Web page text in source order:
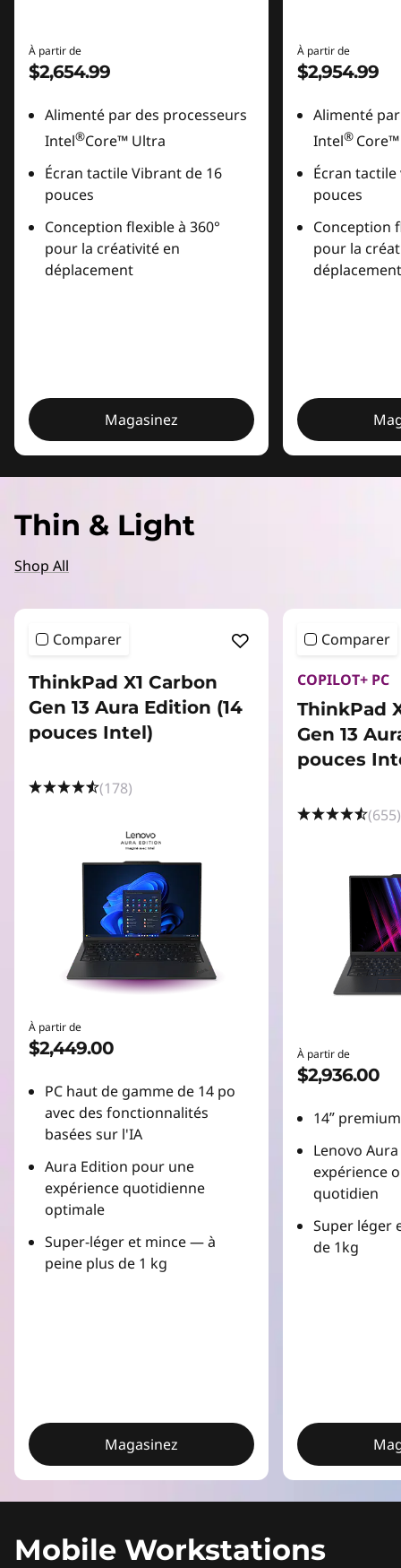
À partir de
$2,654.99
Alimenté par des processeurs
Intel®Core™ Ultra
Écran tactile Vibrant de 16
pouces
Conception flexible à 360°
pour la créativité en
déplacement
Magasinez
À partir de
$2,954.99
Alimenté
Intel®
Écran
pouces
Conception
pour la
déplacement
Thin & Light
Shop All
Comparer
ThinkPad X1 Carbon
Gen 13 Aura Edition (14
pouces Intel)
(178)
À partir de
$2,449.00
PC haut de gamme de 14 po
avec des fonctionnalités
basées sur l'IA
Aura Edition pour une
expérience quotidienne
optimale
Super-léger et mince — à
peine plus de 1 kg
Magasinez
Comparer
COPILOT+ PC
ThinkPad
Gen 13
pouces
(655)
À partir de
$2,936.00
14ʺ
Lenovo
expérience
quotidien
Super léger
de 1kg
Mobile Workstations